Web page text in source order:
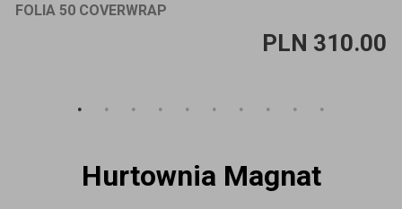
FOLIA 50 COVERWRAP
PLN 310.00
Hurtownia Magnat